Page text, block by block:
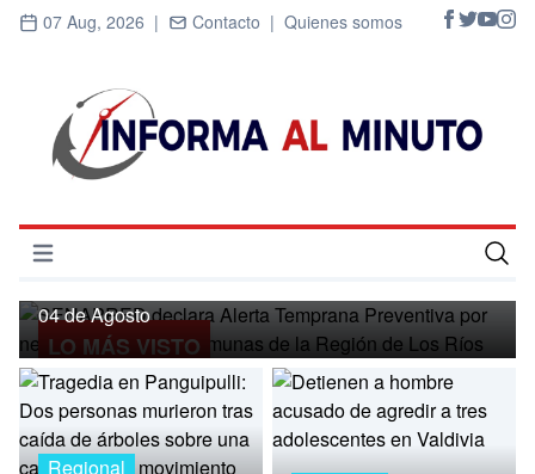
07 Aug, 2026 | Contacto | Quienes somos
Abrir menú
Inicio
Cultura
Deportes
Economía
LO MÁS VISTO
Regional
SENAPRED declara Alerta Temprana
Preventiva por nevadas para ocho
04 de Agosto
Regional